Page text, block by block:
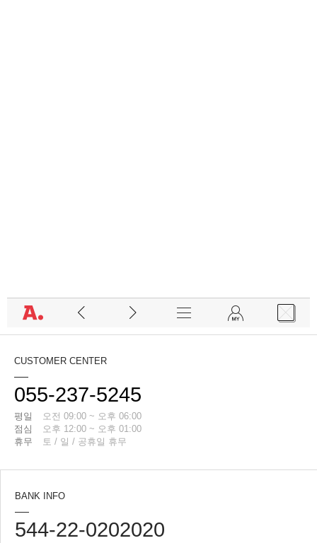
CUSTOMER CENTER
055-237-5245
평일
오전 09:00 ~ 오후 06:00
점심
오후 12:00 ~ 오후 01:00
휴무
토 / 일 / 공휴일 휴무
BANK INFO
544-22-0202020